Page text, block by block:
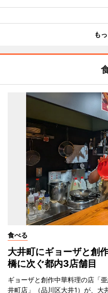
も
食べる
大井町にギョーザと創
橋に次ぐ都内3店舗目
ギョーザと創作中華料理の店「
井町店」（品川区大井1）が、大